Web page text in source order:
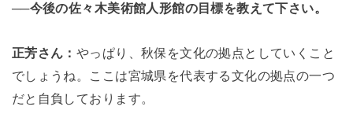
──今後の佐々木美術館人形館の目標を教えて下さい。
正芳さん： やっぱり、秋保を文化の拠点としていくこと
でしょうね。 ここは宮城県を代表する文化の拠点の一つ
だと自負しております。